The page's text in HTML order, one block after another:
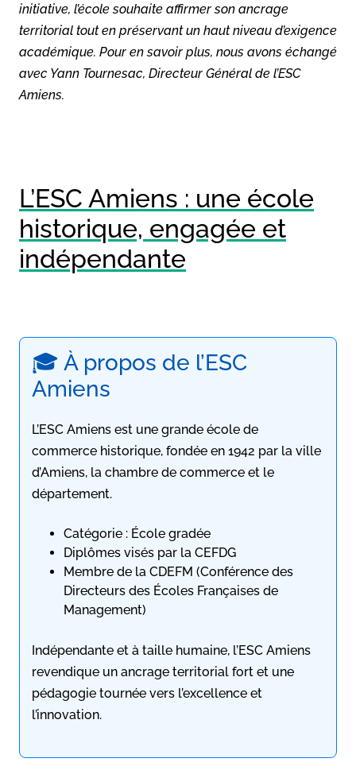
initiative, l’école souhaite affirmer son ancrage
territorial tout en préservant un haut niveau d’exigence
académique. Pour en savoir plus, nous avons échangé
avec Yann Tournesac, Directeur Général de l’ESC
Amiens.
L’ESC Amiens : une école
historique, engagée et
indépendante
🎓 À propos de l’ESC
Amiens
L’ESC Amiens est une grande école de
commerce historique, fondée en 1942 par la ville
d’Amiens, la chambre de commerce et le
département.
Catégorie : École gradée
Diplômes visés par la CEFDG
Membre de la CDEFM (Conférence des
Directeurs des Écoles Françaises de
Management)
Indépendante et à taille humaine, l’ESC Amiens
revendique un ancrage territorial fort et une
pédagogie tournée vers l’excellence et
l’innovation.